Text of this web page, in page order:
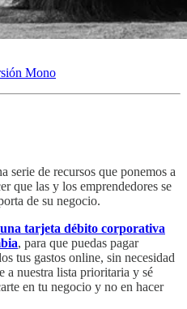
Mono
serie de recursos que ponemos a
que las y los emprendedores se
de su negocio.
tarjeta débito corporativa
, para que puedas pagar
tus gastos online, sin necesidad
a nuestra lista prioritaria y sé
en tu negocio y no en hacer